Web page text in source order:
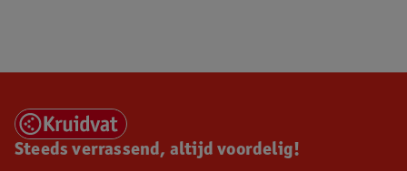
Steeds verrassend, altijd voordelig!